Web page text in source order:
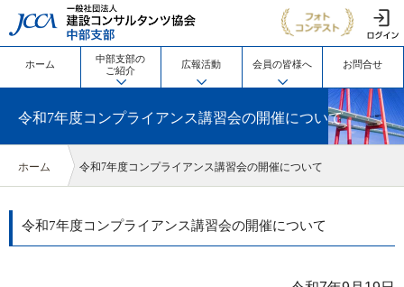
JCCA 一般社団法人 建設コン
ホーム 中部支部の
ご紹介 広報活動 会員の皆様へ お問合せ
令和7年度コンプライアンス講習会の開催について
ホーム 令和7年度コンプライアンス講習会の開催について
令和7年度コンプライアンス講習会の開催について